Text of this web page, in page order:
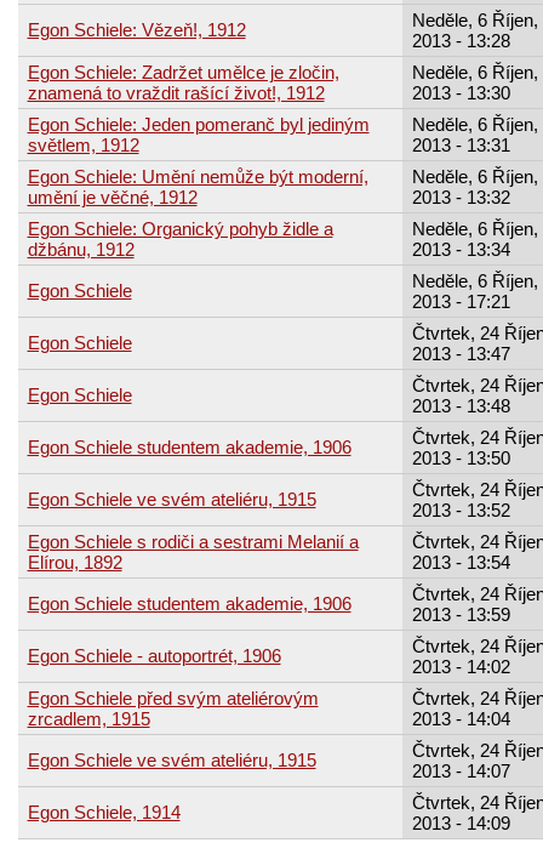
Egon Schiele: Vězeň!, 1912
Neděle, 6 Říjen,
2013 - 13:28
Egon Schiele: Zadržet umělce je zločin,
znamená to vraždit rašící život!, 1912
Neděle, 6 Říjen,
2013 - 13:30
Egon Schiele: Jeden pomeranč byl jediným
světlem, 1912
Neděle, 6 Říjen,
2013 - 13:31
Egon Schiele: Umění nemůže být moderní,
umění je věčné, 1912
Neděle, 6 Říjen,
2013 - 13:32
Egon Schiele: Organický pohyb židle a
džbánu, 1912
Neděle, 6 Říjen,
2013 - 13:34
Egon Schiele
Neděle, 6 Říjen,
2013 - 17:21
Egon Schiele
Čtvrtek, 24
2013 - 13:47
Egon Schiele
Čtvrtek, 24
2013 - 13:48
Egon Schiele studentem akademie, 1906
Čtvrtek, 24
2013 - 13:50
Egon Schiele ve svém ateliéru, 1915
Čtvrtek, 24
2013 - 13:52
Egon Schiele s rodiči a sestrami Melanií a
Elírou, 1892
Čtvrtek, 24
2013 - 13:54
Egon Schiele studentem akademie, 1906
Čtvrtek, 24
2013 - 13:59
Egon Schiele - autoportrét, 1906
Čtvrtek, 24
2013 - 14:02
Egon Schiele před svým ateliérovým
zrcadlem, 1915
Čtvrtek, 24
2013 - 14:04
Egon Schiele ve svém ateliéru, 1915
Čtvrtek, 24
2013 - 14:07
Egon Schiele, 1914
Čtvrtek, 24
2013 - 14:09